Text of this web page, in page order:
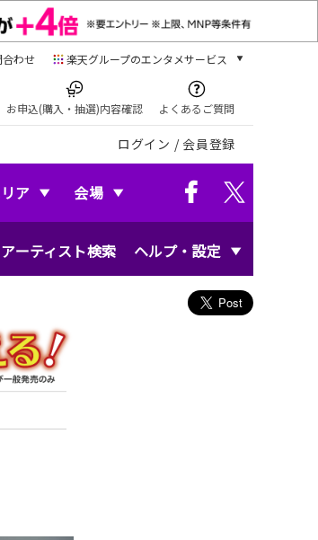
わせ 楽天グループのエンタメサービス
本/ゲーム/CD/DVD
楽天ブックス
電子書籍
楽天Kobo
音楽配信
お申込(購入・抽選)内容確認 よくあるご質問
ログイン / 会員登録
ア 会場
アーティスト検索 ヘルプ・設定